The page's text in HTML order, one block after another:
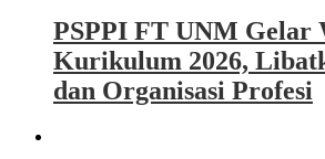
PSPPI FT UNM Gelar
Kurikulum 2026,
dan Organisasi Profesi